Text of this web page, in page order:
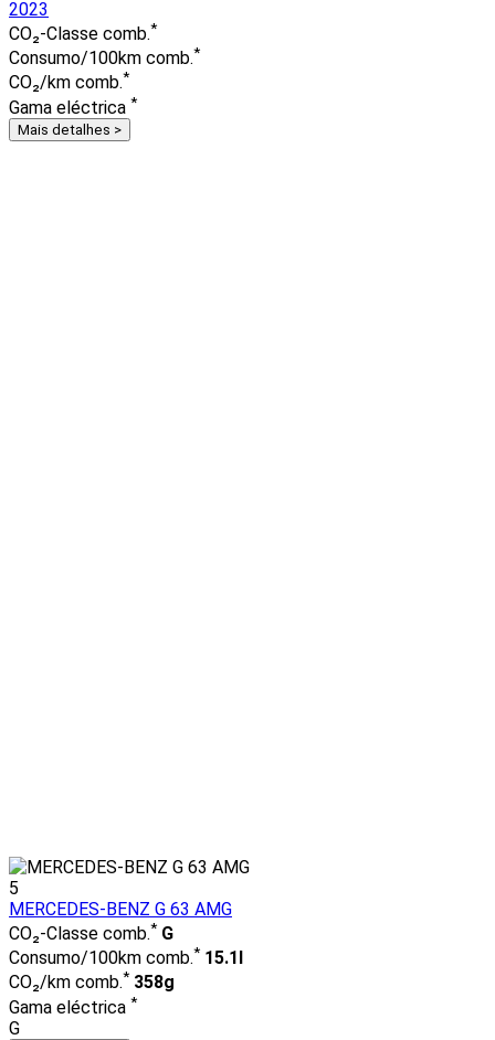
2023
CO₂-Classe comb.*
Consumo/100km comb.*
CO₂/km comb.*
Gama eléctrica *
Mais detalhes >
5
MERCEDES-BENZ G 63 AMG
CO₂-Classe comb.* G
Consumo/100km comb.* 15.1l
CO₂/km comb.* 358g
Gama eléctrica *
G